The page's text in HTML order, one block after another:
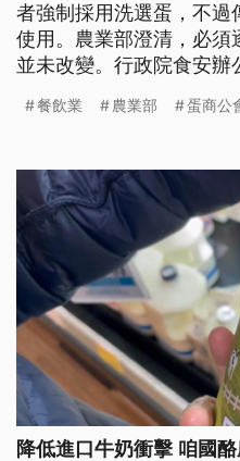
者強制採用洗選蛋，不過
使用。農業部澄清，必
並未改變。行政院食安辦
有噴印，有加強追溯管理
餐飲業 農業部 蛋商公
降低進口牛奶衝擊 咱國